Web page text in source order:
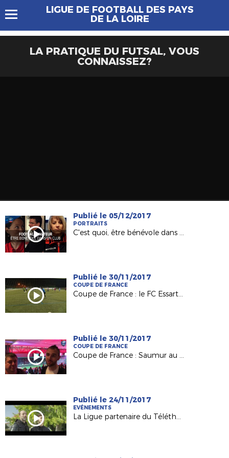
LIGUE DE FOOTBALL DES PAYS
DE LA LOIRE
LA PRATIQUE DU FUTSAL, VOUS
CONNAISSEZ?
Publié le 05/12/2017
PORTRAITS
C'est quoi, être bénévole dans un club ?
Publié le 30/11/2017
COUPE DE FRANCE
Coupe de France : le FC Essartais, Petit Poucet du 8e tour
Publié le 30/11/2017
COUPE DE FRANCE
Coupe de France : Saumur au défi du Vannes OC
Publié le 24/11/2017
EVÉNEMENTS
La Ligue partenaire du Téléthon 2017 !